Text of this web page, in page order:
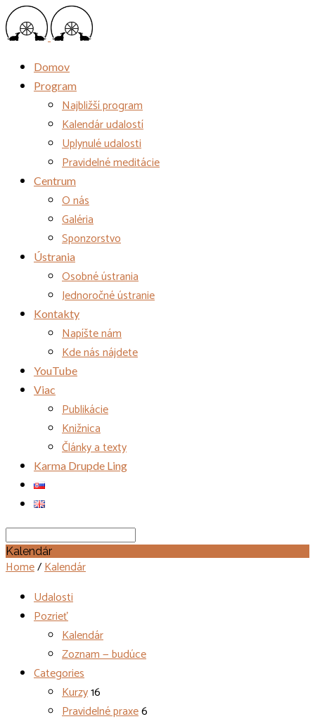
Domov
Program
Najbližší program
Kalendár udalostí
Uplynulé udalosti
Pravidelné meditácie
Centrum
O nás
Galéria
Sponzorstvo
Ústrania
Osobné ústrania
Jednoročné ústranie
Kontakty
Napíšte nám
Kde nás nájdete
YouTube
Viac
Publikácie
Knižnica
Články a texty
Karma Drupde Ling
Search
Kalendár
Home/Kalendár
Udalosti
Pozrieť
Kalendár
Zoznam — budúce
Categories
Kurzy16
Pravidelné praxe6